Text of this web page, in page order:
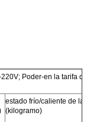
Poder-en la tarifa
estado frío/caliente de
(kilogramo)